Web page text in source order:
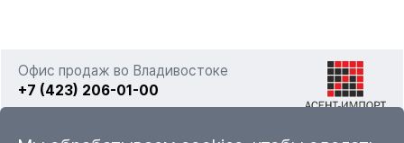
Офис продаж во Владивостоке
+7 (423) 206-01-00